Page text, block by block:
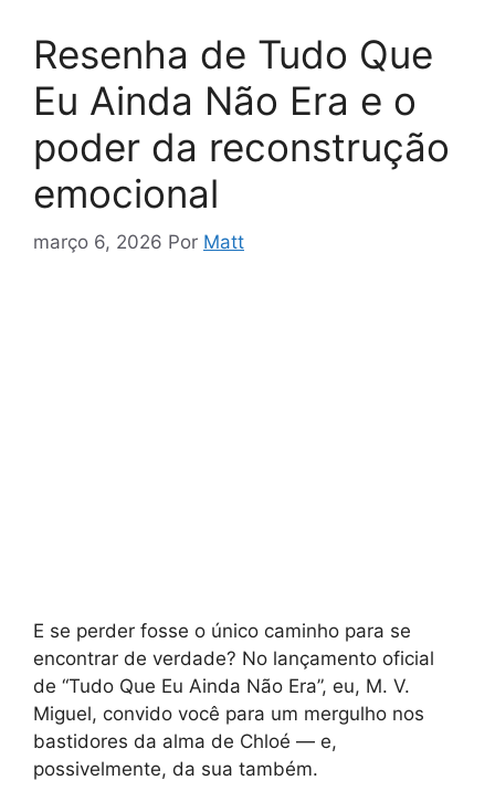
Resenha de Tudo Que
Eu Ainda Não Era e o
poder da reconstrução
emocional
março 6, 2026 Por Matt
E se perder fosse o único caminho para se
encontrar de verdade? No lançamento oficial
de “Tudo Que Eu Ainda Não Era”, eu, M. V.
Miguel, convido você para um mergulho nos
bastidores da alma de Chloé — e,
possivelmente, da sua também.